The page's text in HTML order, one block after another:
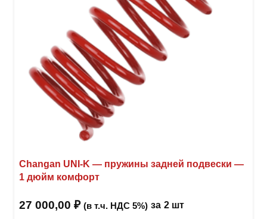
Changan UNI-K — пружины задней подвески —
1 дюйм комфорт
27 000,00 ₽ (в т.ч. НДС 5%) за 2 шт